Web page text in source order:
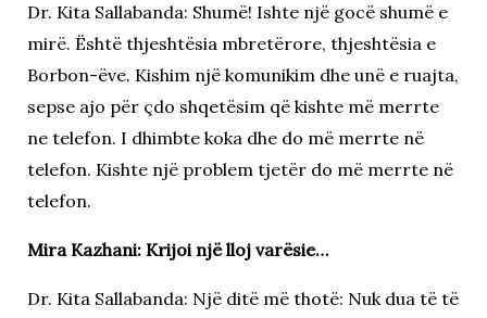
Dr. Kita Sallabanda: Shumë! Ishte një gocë shumë e
mirë. Është thjeshtësia mbretërore, thjeshtësia e
Borbon-ëve. Kishim një komunikim dhe unë e ruajta,
sepse ajo për çdo shqetësim që kishte më merrte
ne telefon. I dhimbte koka dhe do më merrte në
telefon. Kishte një problem tjetër do më merrte në
telefon.
Mira Kazhani: Krijoi një lloj varësie…
Dr. Kita Sallabanda: Një ditë më thotë: Nuk dua të të